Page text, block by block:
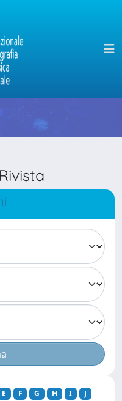
E F G H I
J